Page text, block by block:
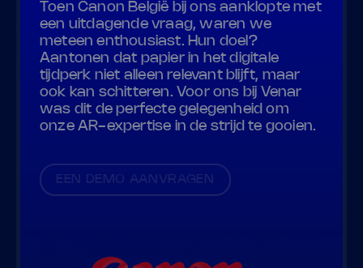
Toen Canon België bij ons aanklopte met
een uitdagende vraag, waren we
meteen enthousiast. Hun doel?
Aantonen dat papier in het digitale
tijdperk niet alleen relevant blijft, maar
ook kan schitteren. Voor ons bij Venar
was dit de perfecte gelegenheid om
onze AR-expertise in de strijd te gooien.
EEN DEMO AANVRAGEN